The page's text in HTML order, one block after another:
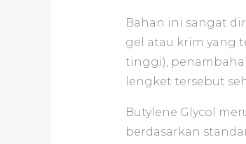
Bahan ini sangat
gel atau krim yang
tinggi),
lengket tersebut
Butylene Glycol
berdasarkan